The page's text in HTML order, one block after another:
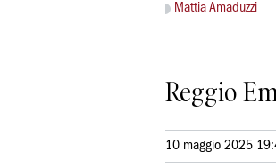
Mattia Amaduzzi
Reggio
10 maggio 2025